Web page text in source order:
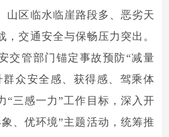
山区临水临崖路段多、恶劣天
，交通安全与保畅压力突出。
交管部门锚定事故预防“减量
众安全感、获得感、驾乘体
“三感一力”工作目标，深入开
、优环境”主题活动，统筹推